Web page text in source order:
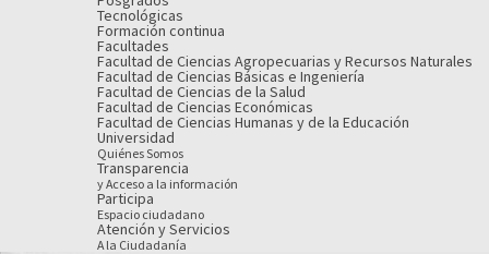
Tecnológicas
Formación continua
Facultades
Facultad de Ciencias Agropecuarias y Recursos Naturales
Facultad de Ciencias Básicas e Ingeniería
Facultad de Ciencias de la Salud
Facultad de Ciencias Económicas
Facultad de Ciencias Humanas y de la Educación
Universidad
Quiénes Somos
Transparencia
y Acceso a la información
Participa
Espacio ciudadano
Atención y Servicios
A la Ciudadanía